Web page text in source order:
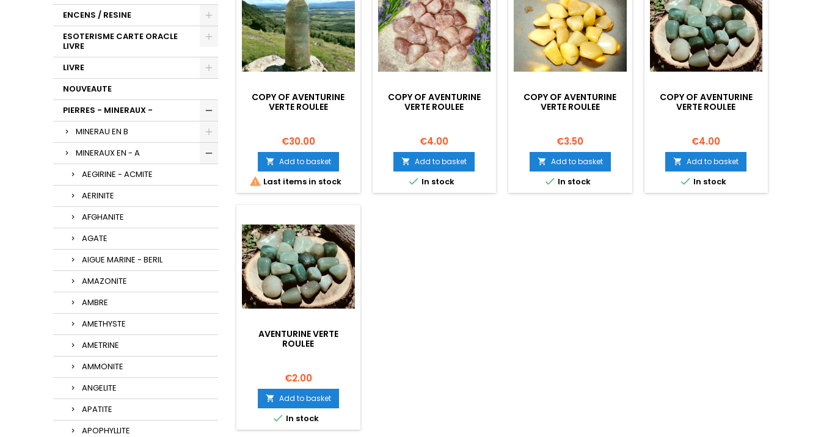
ENCENS / RESINE
ESOTERISME CARTE ORACLE
LIVRE
LIVRE
NOUVEAUTE
PIERRES - MINERAUX -
MINERAU EN B
MINERAUX EN - A
AEGIRINE - ACMITE
AERINITE
AFGHANITE
AGATE
AIGUE MARINE - BERIL
AMAZONITE
AMBRE
AMETHYSTE
AMETRINE
AMMONITE
ANGELITE
APATITE
APOPHYLLITE
COPY OF AVENTURINE
VERTE ROULEE
Price
€30.00
 Add to basket
 Last items in stock
COPY OF AVENTURINE
VERTE ROULEE
Price
€4.00
 Add to basket
 In stock
COPY OF AVENTURINE
VERTE ROULEE
Price
€3.50
 Add to basket
 In stock
COPY OF AVENTURINE
VERTE ROULEE
Price
€4.00
 Add to basket
 In stock
AVENTURINE VERTE
ROULEE
Price
€2.00
 Add to basket
 In stock